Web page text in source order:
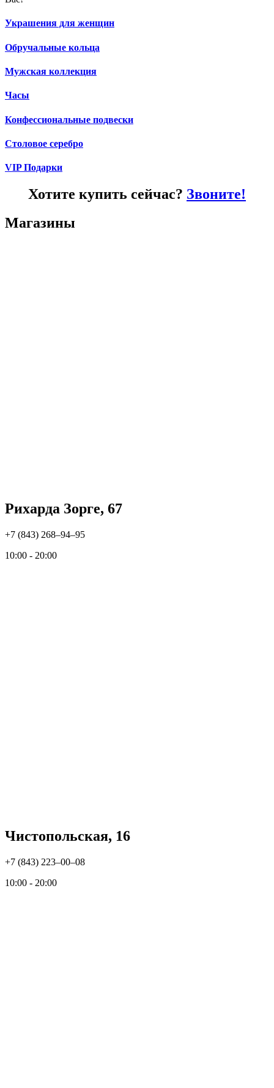
Украшения для женщин
Обручальные кольца
Мужская коллекция
Часы
Конфессиональные подвески
Столовое серебро
VIP Подарки
Хотите купить сейчас? Звоните!
Магазины
Рихарда Зорге, 67
+7 (843) 268‒94‒95
10:00 - 20:00
Чистопольская, 16
+7 (843) 223‒00‒08
10:00 - 20:00